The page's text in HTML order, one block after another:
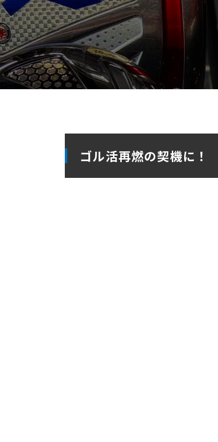
ゴル活再燃の契機に！